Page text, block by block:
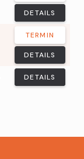
DETAILS
TERMIN
DETAILS
DETAILS